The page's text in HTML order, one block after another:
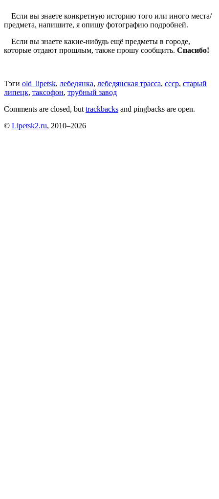
Если вы знаете конкретную историю того или иного места/
предмета, напишите, я опишу фотографию подробней.
Если вы знаете какие-нибудь ещё предметы в городе,
которые отдают прошлым, также прошу сообщить. Спасибо!
Тэги old_lipetsk, лебедянка, лебедянская трасса, ссср, старый
липецк, таксофон, трубный завод
Comments are closed, but trackbacks and pingbacks are open.
© Lipetsk2.ru, 2010–2026